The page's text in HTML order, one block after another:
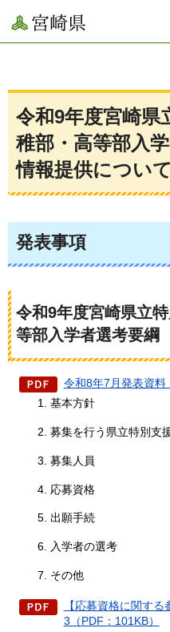
宮崎県
令和9年度宮崎県
稚部・高等部入
情報提供について
発表事項
令和9年度宮崎県立
等部入学者選考要綱
令和8年7月発表資料
基本方針
募集を行う県立特別支
募集人員
応募資格
出願手続
入学者の選考
その他
【応募資格に関す
3（PDF：101KB）